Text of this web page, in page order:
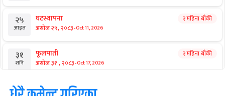
२५
आइत
घटस्थापना
असोज २५, २०८३-Oct 11, 2026
२ महिना बाँकी
३१
शनि
फूलपाती
असोज ३१ , २०८३-Oct 17, 2026
२ महिना बाँकी
१ कार्तिक सङ्क्रान्ति